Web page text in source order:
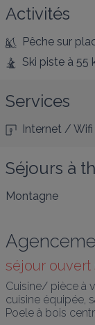
Activités
Pêche sur
Ski piste à 55
Services
Internet / Wifi
Séjours à
Montagne
séjour ouvert
Cuisine/ pièce à
cuisine équipée,
Poele à bois